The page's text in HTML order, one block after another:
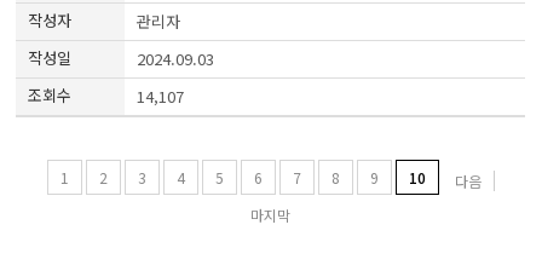
관리자
2024.09.03
14,107
1 2 3 4 5 6 7 8 9 10
다음
마지막